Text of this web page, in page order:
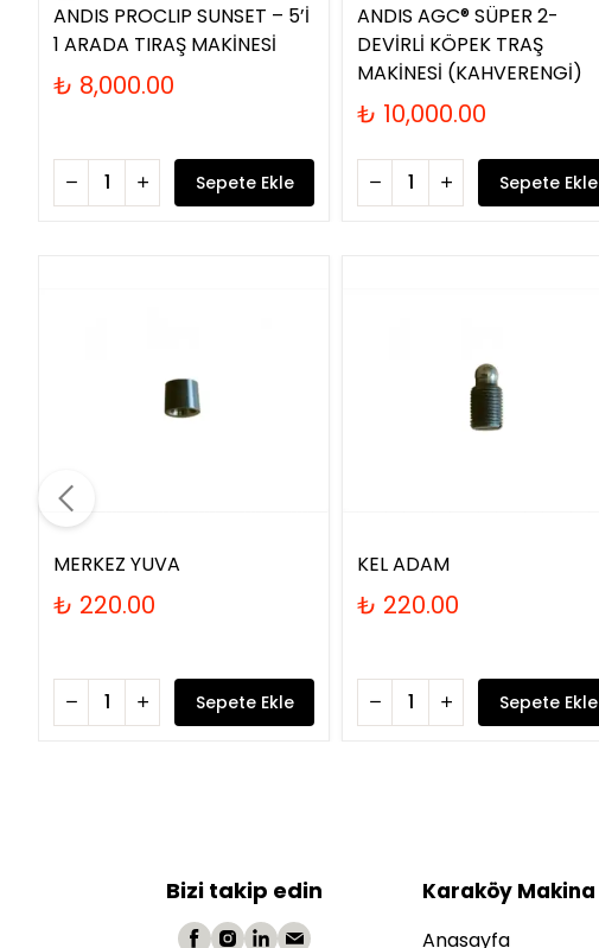
ANDIS PROCLIP SUNSET – 5’İ
1 ARADA TIRAŞ MAKİNESİ
₺ 8,000.00
Sepete Ekle
ANDIS AGC® SÜPER 2-
DEVİRLİ KÖPEK TRAŞ
MAKİNESİ (KAHVERENGİ)
₺ 10,000.00
Sepete Ekle
MERKEZ YUVA
₺ 220.00
Sepete Ekle
KEL ADAM
₺ 220.00
Sepete Ekle
Bizi takip edin Karaköy Makina
Anasayfa